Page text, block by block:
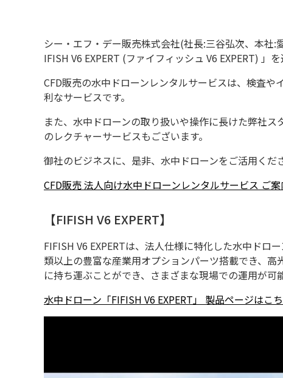
シー・エフ・デー販売株式会社(社長:三谷弘次、本社
IFISH V6 EXPERT (ファイフィッシュ V6 EXPERT) 」を
CFD販売の水中ドローンレンタルサービスは、検査
利なサービスです。
また、水中ドローンの取り扱いや操作に長けた弊社
のレクチャーサービスもございます。
御社のビジネスに、是非、水中ドローンをご活用くだ
CFD販売 法人向け水中ドローンレンタルサービス ご
【FIFISH V6 EXPERT】
FIFISH V6 EXPERTは、法人仕様に特化した水中ドロ
類以上の豊富な産業用オプションパーツ搭載でき、
に持ち運ぶことができ、さまざまな現場での運用が可
水中ドローン「FIFISH V6 EXPERT」 製品ページはこ